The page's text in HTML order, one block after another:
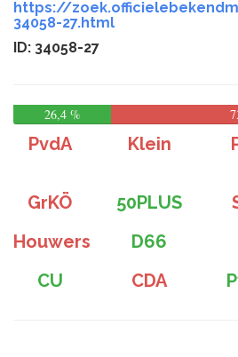
https://
34058-27.html
ID: 34058-27
26,4 %
PvdA Klein
GrKÖ
50PLUS
Houwers
D66
CU
CDA